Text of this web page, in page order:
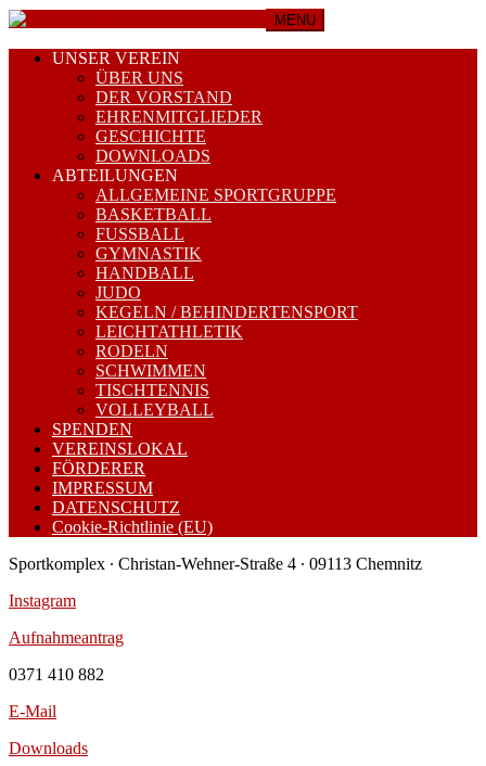
MENU
UNSER VEREIN
ÜBER UNS
DER VORSTAND
EHRENMITGLIEDER
GESCHICHTE
DOWNLOADS
ABTEILUNGEN
ALLGEMEINE SPORTGRUPPE
BASKETBALL
FUSSBALL
GYMNASTIK
HANDBALL
JUDO
KEGELN / BEHINDERTENSPORT
LEICHTATHLETIK
RODELN
SCHWIMMEN
TISCHTENNIS
VOLLEYBALL
SPENDEN
VEREINSLOKAL
FÖRDERER
IMPRESSUM
DATENSCHUTZ
Cookie-Richtlinie (EU)
Sportkomplex ∙ Christan-Wehner-Straße 4 ∙ 09113 Chemnitz
Instagram
Aufnahmeantrag
0371 410 882
E-Mail
Downloads